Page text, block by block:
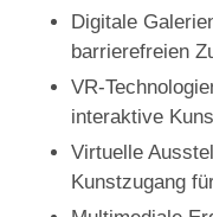
Digitale
barrierefreien
VR-
interaktive
Virtuelle
Kunstzugang